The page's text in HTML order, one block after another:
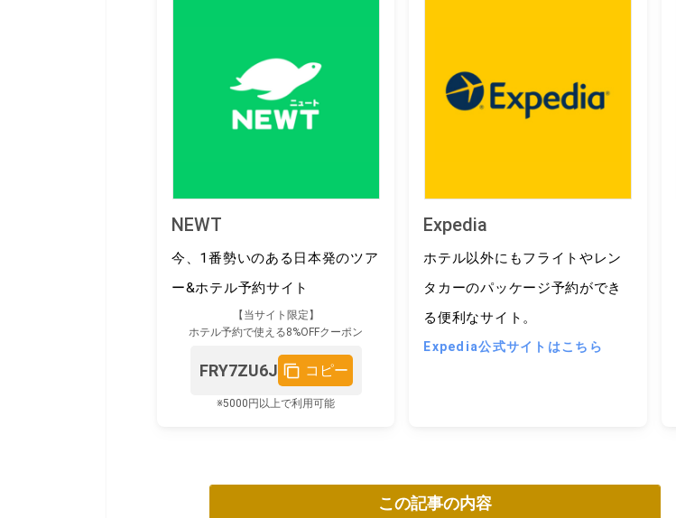
NEWT
今、1番勢いのある日本発のツア
ー&ホテル予約サイト
【当サイト限定】
ホテル予約で使える8%OFFクーポン
FRY7ZU6J コピー
※5000円以上で利用可能
Expedia
ホテル以外にもフライトやレン
タカーのパッケージ予約ができ
る便利なサイト。
Expedia公式サイトはこちら
この記事の内容